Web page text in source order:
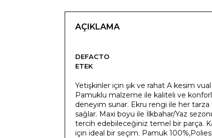
AÇIKLAMA
DEFACTO
ETEK
Yetişkinler için şık ve rahat A kesim
Pamuklu malzeme ile kaliteli ve
deneyim sunar. Ekru rengi ile her
sağlar. Maxi boyu ile İlkbahar/Yaz
tercih edebileceğiniz temel bir parça.
için ideal bir seçim. Pamuk